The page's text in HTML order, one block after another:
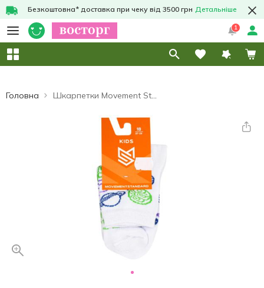
Безкоштовна* доставка при чеку від 3500 грн Детальніше
1
Головна Шкарпетки Movement Standard дитячі білий р.18